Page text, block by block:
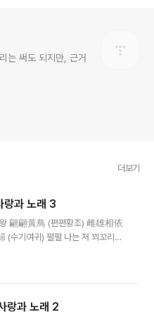
는 써도 되지만, 근거
더보기
과 노래 3
翩翩黃鳥 (편편황조) 雌雄相依
수기여귀) 펄펄 나는 저 꾀꼬리는
글입니다.
랑과 노래 2